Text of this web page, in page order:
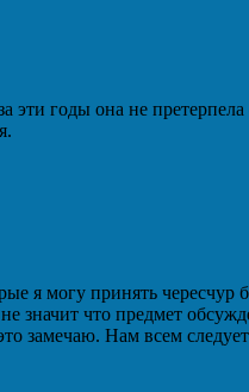
эти годы она не
я могу принять
что предмет
замечаю. Нам всем